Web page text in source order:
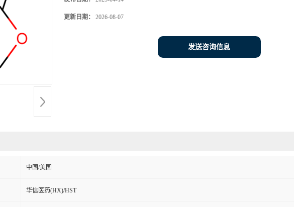
更新日期： 2026-08-07
发送咨询信息
中国/美国
华信医药(HX)/HST